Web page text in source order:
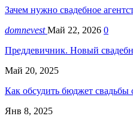
Зачем нужно свадебное
domnevestМай 22, 2026 0
Преддевичник. Новый
Май 20, 2025
Как обсудить бюджет свадьбы
Янв 8, 2025